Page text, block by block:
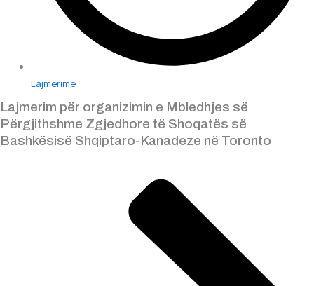
Lajmërime
Lajmerim për organizimin e Mbledhjes së
Përgjithshme Zgjedhore të Shoqatës së
Bashkësisë Shqiptaro-Kanadeze në Toronto